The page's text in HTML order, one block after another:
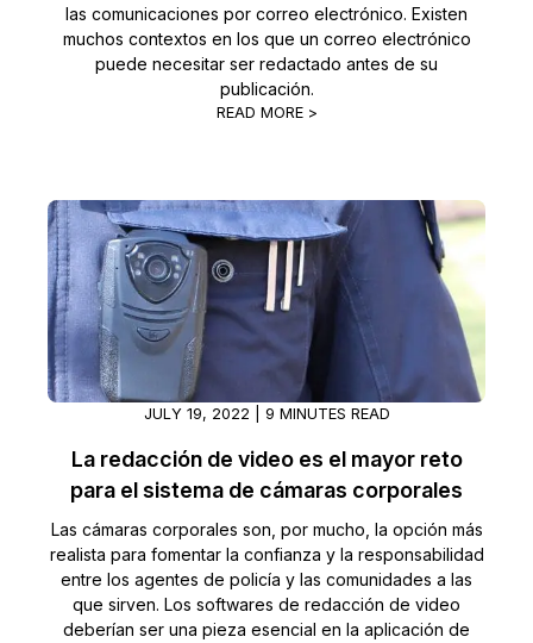
las comunicaciones por correo electrónico. Existen
muchos contextos en los que un correo electrónico
puede necesitar ser redactado antes de su
publicación.
READ MORE >
JULY 19, 2022 | 9 MINUTES READ
La redacción de video es el mayor reto
para el sistema de cámaras corporales
Las cámaras corporales son, por mucho, la opción más
realista para fomentar la confianza y la responsabilidad
entre los agentes de policía y las comunidades a las
que sirven. Los softwares de redacción de video
deberían ser una pieza esencial en la aplicación de